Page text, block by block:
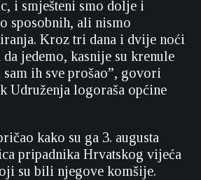
i smješteni smo dolje i
sposobnih, ali nismo
Kroz tri dana i dvije noći
jedemo, kasnije su krenule
ih sve prošao”, govori
Udruženja logoraša općine
kako su ga 3. augusta
pripadnika Hrvatskog vijeća
su bili njegove komšije.